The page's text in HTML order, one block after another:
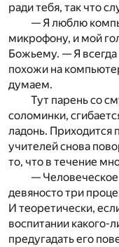
ради тебя, так что
— Я люблю
микрофону, и мой
Божьему. — Я всегда
похожи на
думаем.
Тут парень со
соломинки,
ладонь. Приходится
учителей снова
то, что в течение
—
девяносто три
И теоретически,
воспитании какого-
предугадать его